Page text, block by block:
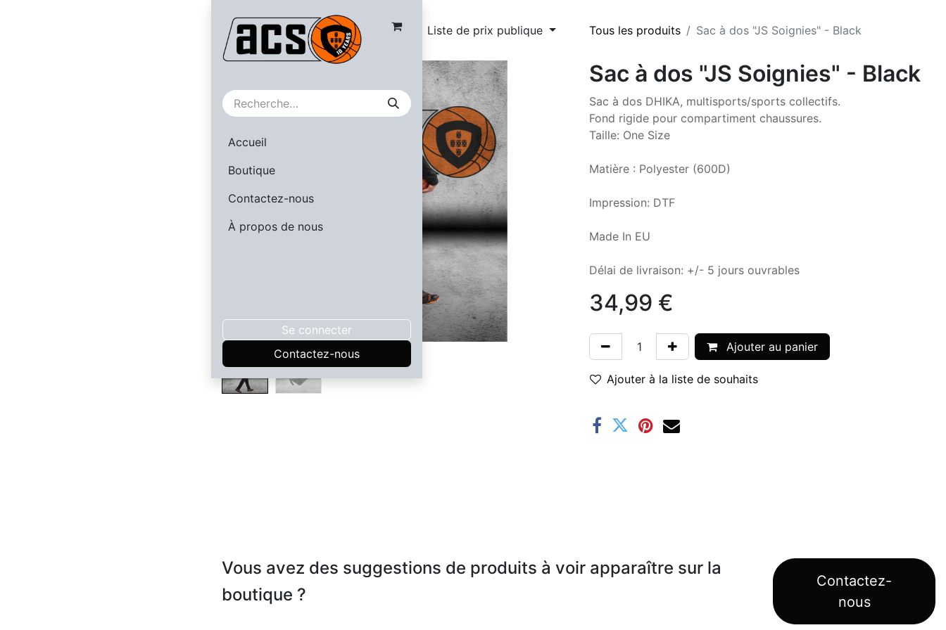
Accueil
Boutique
Contactez-nous
À propos de nous
Se connecter
Contactez-nous
Liste de prix publique Tous les produits Sac à dos "JS Soignies" - Black
Sac à dos "JS Soignies" - Black
Sac à dos DHIKA, multisports/sports collectifs.
Fond rigide pour compartiment chaussures.
Taille: One Size
Matière : Polyester (600D)
Impression: DTF
Made In EU
Délai de livraison: +/- 5 jours ouvrables
34,99 €
Ajouter au panier
Ajouter à la liste de souhaits
Vous avez des suggestions de produits à voir apparaître sur la
boutique ?
Contactez-
nous